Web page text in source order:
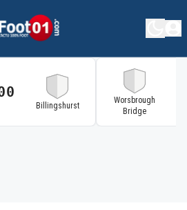
Billingshurst
Worsbrough
Bridge